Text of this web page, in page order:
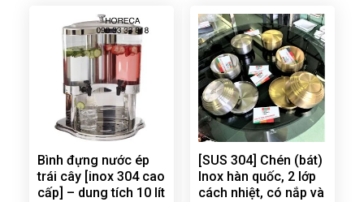
Bình đựng nước ép
trái cây [inox 304 cao
cấp] – dung tích 10 lít
[SUS 304] Chén (bát)
Inox hàn quốc, 2 lớp
cách nhiệt, có nắp và